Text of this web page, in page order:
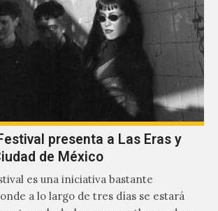
presenta a Las Eras y
de México
es una iniciativa bastante
a lo largo de tres días se estará